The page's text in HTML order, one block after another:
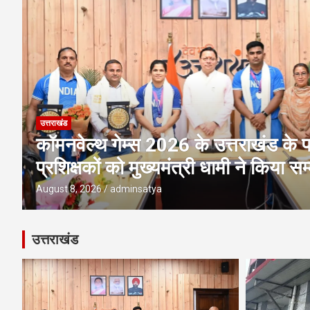
उत्तराखंड
अवैध प्लाटिंग-निर्माण पर एमडीडीए की बड़ी
पर ध्वस्तीकरण; मसूरी मार्ग पर निर्माण
August 8, 2026 adminsatya
उत्तराखंड